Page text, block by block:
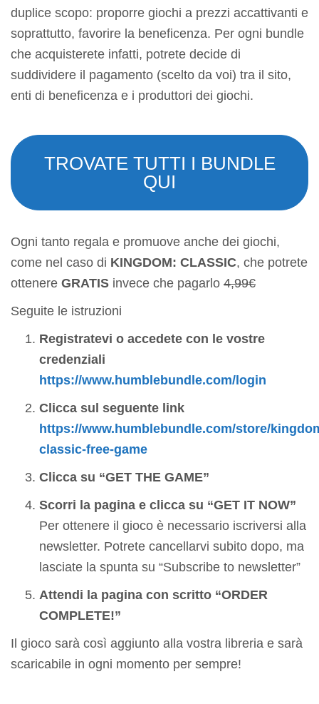
duplice scopo: proporre giochi a prezzi accattivanti e
soprattutto, favorire la beneficenza. Per ogni bundle
che acquisterete infatti, potrete decide di
suddividere il pagamento (scelto da voi) tra il sito,
enti di beneficenza e i produttori dei giochi.
TROVATE TUTTI I BUNDLE
QUI
Ogni tanto regala e promuove anche dei giochi,
come nel caso di KINGDOM: CLASSIC, che potrete
ottenere GRATIS invece che pagarlo 4,99€
Seguite le istruzioni
Registratevi o accedete con le vostre
credenziali
https://www.humblebundle.com/login
Clicca sul seguente link
https://www.humblebundle.com/store/
classic-free-game
Clicca su “GET THE GAME”
Scorri la pagina e clicca su “GET IT NOW”
Per ottenere il gioco è necessario iscriversi alla
newsletter. Potrete cancellarvi subito dopo, ma
lasciate la spunta su “Subscribe to newsletter”
Attendi la pagina con scritto “ORDER
COMPLETE!”
Il gioco sarà così aggiunto alla vostra libreria e sarà
scaricabile in ogni momento per sempre!